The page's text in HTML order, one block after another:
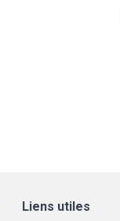
Liens utiles